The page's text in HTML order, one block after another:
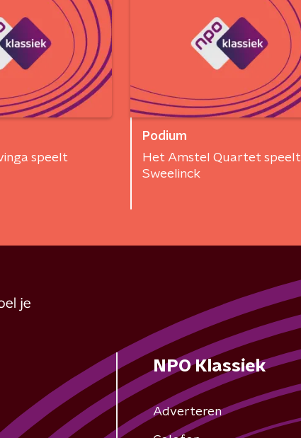
speelt
Podium
Het Amstel Quartet speelt
Sweelinck
NPO Klassiek
Adverteren